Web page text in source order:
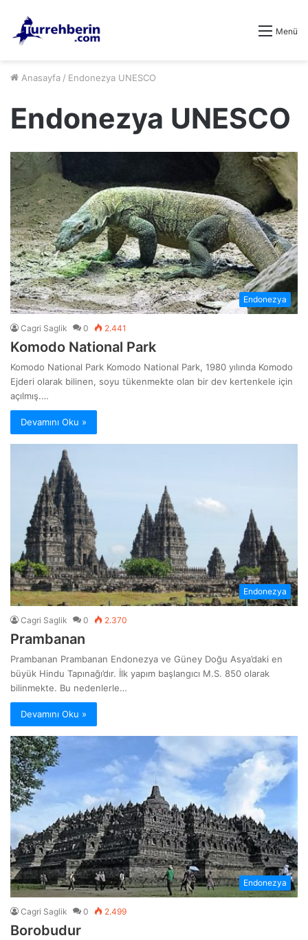
Menü
Anasayfa / Endonezya UNESCO
Endonezya UNESCO
Endonezya
Cagri Saglik 0 2.441
Komodo National Park
Komodo National Park Komodo National Park, 1980 yılında Komodo
Ejderi olarak bilinen, soyu tükenmekte olan bir dev kertenkele için
açılmış.…
Devamını Oku »
Endonezya
Cagri Saglik 0 2.370
Prambanan
Prambanan Prambanan Endonezya ve Güney Doğu Asya’daki en
büyük Hindu Tapınağı’dır. İlk yapım başlangıcı M.S. 850 olarak
bilinmekte. Bu nedenlerle…
Devamını Oku »
Endonezya
Cagri Saglik 0 2.499
Borobudur